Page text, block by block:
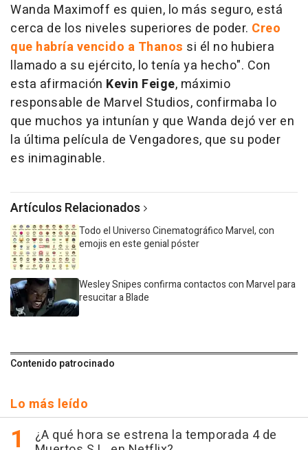
Wanda Maximoff es quien, lo más seguro, está
cerca de los niveles superiores de poder. Creo
que habría vencido a Thanos si él no hubiera
llamado a su ejército, lo tenía ya hecho". Con
esta afirmación Kevin Feige, máximio
responsable de Marvel Studios, confirmaba lo
que muchos ya intunían y que Wanda dejó ver en
la última película de Vengadores, que su poder
es inimaginable.
Artículos Relacionados
Todo el Universo Cinematográfico Marvel, con
emojis en este genial póster
Wesley Snipes confirma contactos con Marvel para
resucitar a Blade
Contenido patrocinado
Lo más leído
¿A qué hora se estrena la temporada 4 de